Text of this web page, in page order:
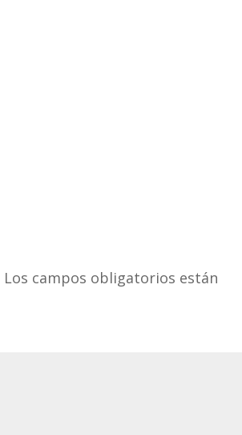
Los campos obligatorios están